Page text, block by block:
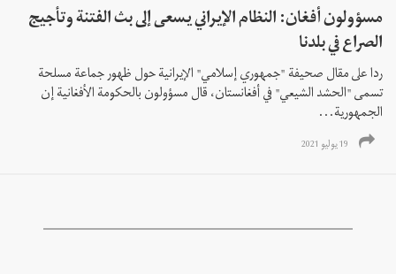
مسؤولون أفغان: النظام الإيراني يسعى إلى بث الفتنة وتأجيج
الصراع في بلدنا
ردا على مقال صحيفة "جمهوري إسلامي" الإيرانية حول ظهور جماعة مسلحة
تسمى "الحشد الشيعي" في أفغانستان، قال مسؤولون بالحكومة الأفغانية إن
الجمهورية...
19 يوليو 2021